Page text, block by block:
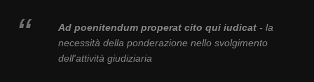
Ad poenitendum properat cito qui iudicat- la
necessità della ponderazione nello svolgimento
dell'attività giudiziaria